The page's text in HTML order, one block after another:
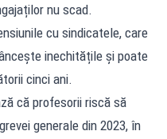
nu scad.
cu sindicatele, care
inechitățile și poate
cinci ani.
că profesorii riscă să
generale din 2023, în